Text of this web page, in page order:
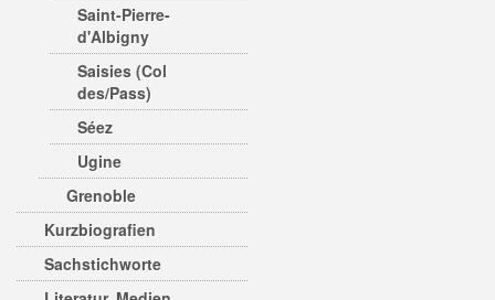
Saint-Pierre-
d'Albigny
Saisies (Col
des/Pass)
Séez
Ugine
Grenoble
Kurzbiografien
Sachstichworte